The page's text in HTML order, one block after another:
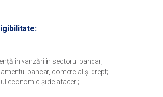
în vanzări în sectorul bancar;
bancar, comercial și drept;
economic și de afaceri;